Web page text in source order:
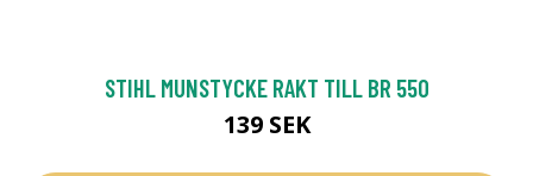
STIHL MUNSTYCKE RAKT TILL BR 550
139 SEK